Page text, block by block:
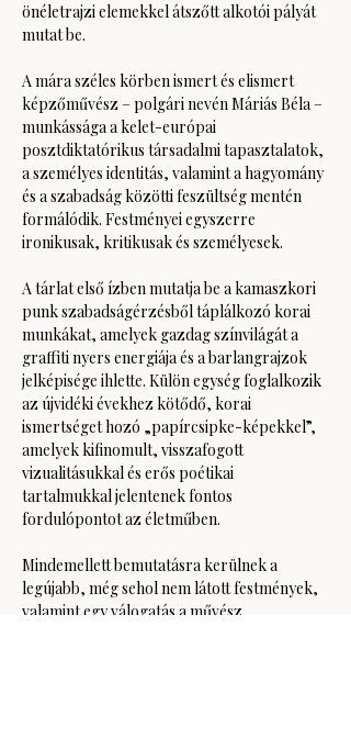
önéletrajzi elemekkel átszőtt alkotói pályát
mutat be.
A mára széles körben ismert és elismert
képzőművész – polgári nevén Máriás Béla –
munkássága a kelet-európai
posztdiktatórikus társadalmi tapasztalatok,
a személyes identitás, valamint a hagyomány
és a szabadság közötti feszültség mentén
formálódik. Festményei egyszerre
ironikusak, kritikusak és személyesek.
A tárlat első ízben mutatja be a kamaszkori
punk szabadságérzésből táplálkozó korai
munkákat, amelyek gazdag színvilágát a
graffiti nyers energiája és a barlangrajzok
jelképisége ihlette. Külön egység foglalkozik
az újvidéki évekhez kötődő, korai
ismertséget hozó „papírcsipke-képekkel”,
amelyek kifinomult, visszafogott
vizualitásukkal és erős poétikai
tartalmukkal jelentenek fontos
fordulópontot az életműben.
Mindemellett bemutatásra kerülnek a
legújabb, még sehol nem látott festmények,
valamint egy válogatás a művész…